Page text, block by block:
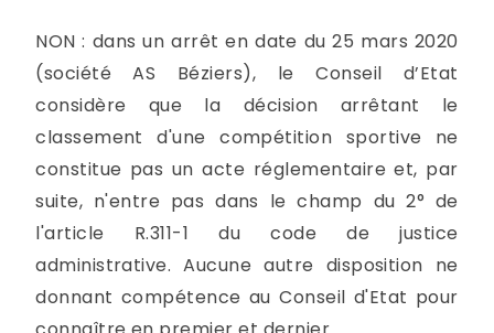
NON : dans un arrêt en date du 25 mars 2020
(société AS Béziers), le Conseil d’Etat
considère que la décision arrêtant le
classement d'une compétition sportive ne
constitue pas un acte réglementaire et, par
suite, n'entre pas dans le champ du 2° de
l'article R.311-1 du code de justice
administrative. Aucune autre disposition ne
donnant compétence au Conseil d'Etat pour